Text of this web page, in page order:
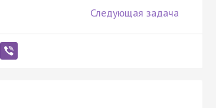
Следующая задача